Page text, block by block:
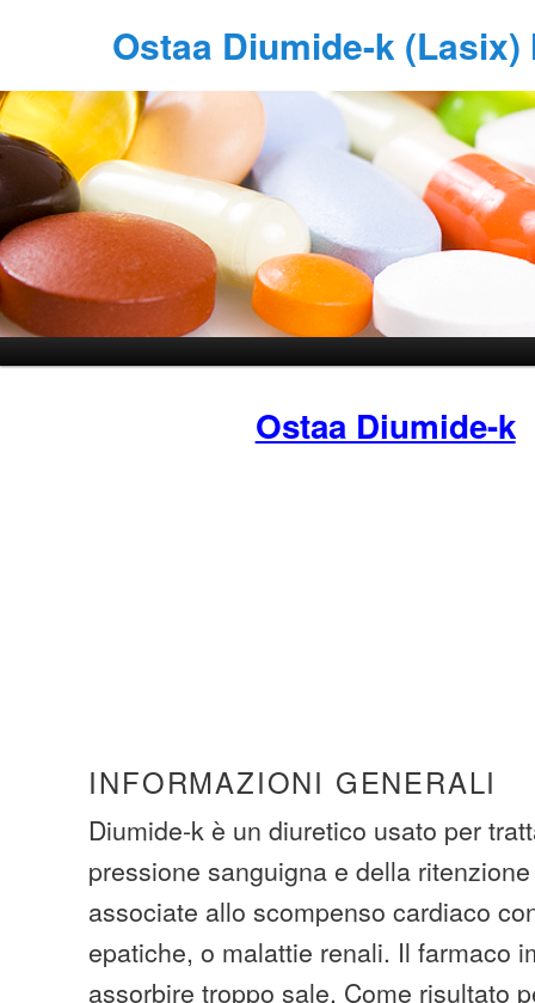
Ostaa Diumide-k
Ostaa Diumide-k
INFORMAZIONI GENERALI
Diumide-k è un diuretico usato per
pressione sanguigna e della
associate allo scompenso cardiaco
epatiche, o malattie renali. Il farmaco
assorbire troppo sale. Come risultato